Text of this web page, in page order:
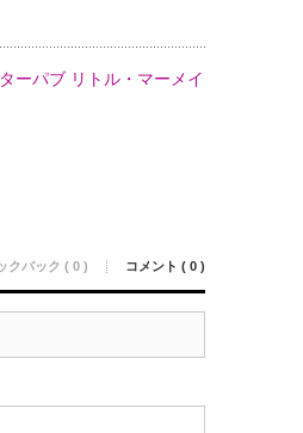
ーパブ リトル・マーメイ
クバック ( 0 ) コメント ( 0 )